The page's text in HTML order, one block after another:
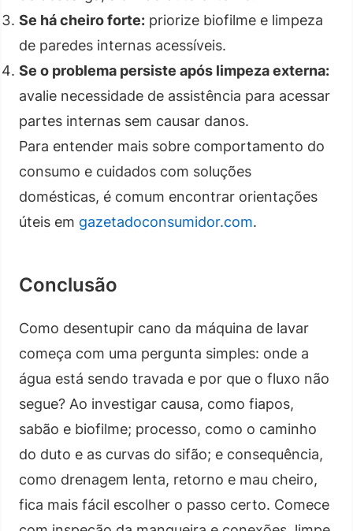
Se há cheiro forte: priorize biofilme e limpeza
de paredes internas acessíveis.
Se o problema persiste após limpeza externa:
avalie necessidade de assistência para acessar
partes internas sem causar danos.
Para entender mais sobre comportamento do
consumo e cuidados com soluções
domésticas, é comum encontrar orientações
úteis em gazetadoconsumidor.com.
Conclusão
Como desentupir cano da máquina de lavar
começa com uma pergunta simples: onde a
água está sendo travada e por que o fluxo não
segue? Ao investigar causa, como fiapos,
sabão e biofilme; processo, como o caminho
do duto e as curvas do sifão; e consequência,
como drenagem lenta, retorno e mau cheiro,
fica mais fácil escolher o passo certo. Comece